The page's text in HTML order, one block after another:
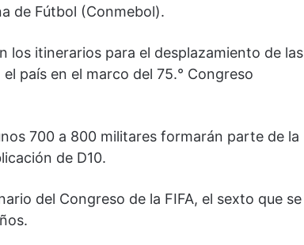
de Fútbol (Conmebol).
los itinerarios para el desplazamiento de las
país en el marco del 75.° Congreso
700 a 800 militares formarán parte de la
de D10.
del Congreso de la FIFA, el sexto que se